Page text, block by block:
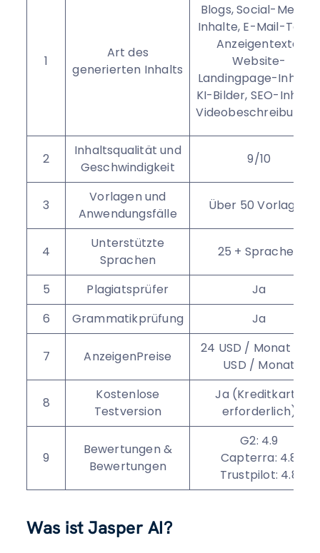
1
Art des
generierten Inhalts
Blogs, Social-Media-
Inhalte, E-Mail-
Anzeigentexte,
Website-
Landingpage-Inhalte,
KI-Bilder, SEO-
2
Inhaltsqualität und
Geschwindigkeit
9/10
3
Vorlagen und
Anwendungsfälle
Über 50 Vorlagen
4
Unterstützte
Sprachen
25 + Sprachen
5 Plagiatsprüfer
Ja
6
Grammatikprüfung Ja
7 AnzeigenPreise
24 USD / Monat - 49
USD / Monat
8
Kostenlose
Testversion
Ja (Kreditkarte
erforderlich)
9
Bewertungen &
Bewertungen
G2: 4.9
Capterra: 4.8
Trustpilot: 4.8
Was ist Jasper AI?